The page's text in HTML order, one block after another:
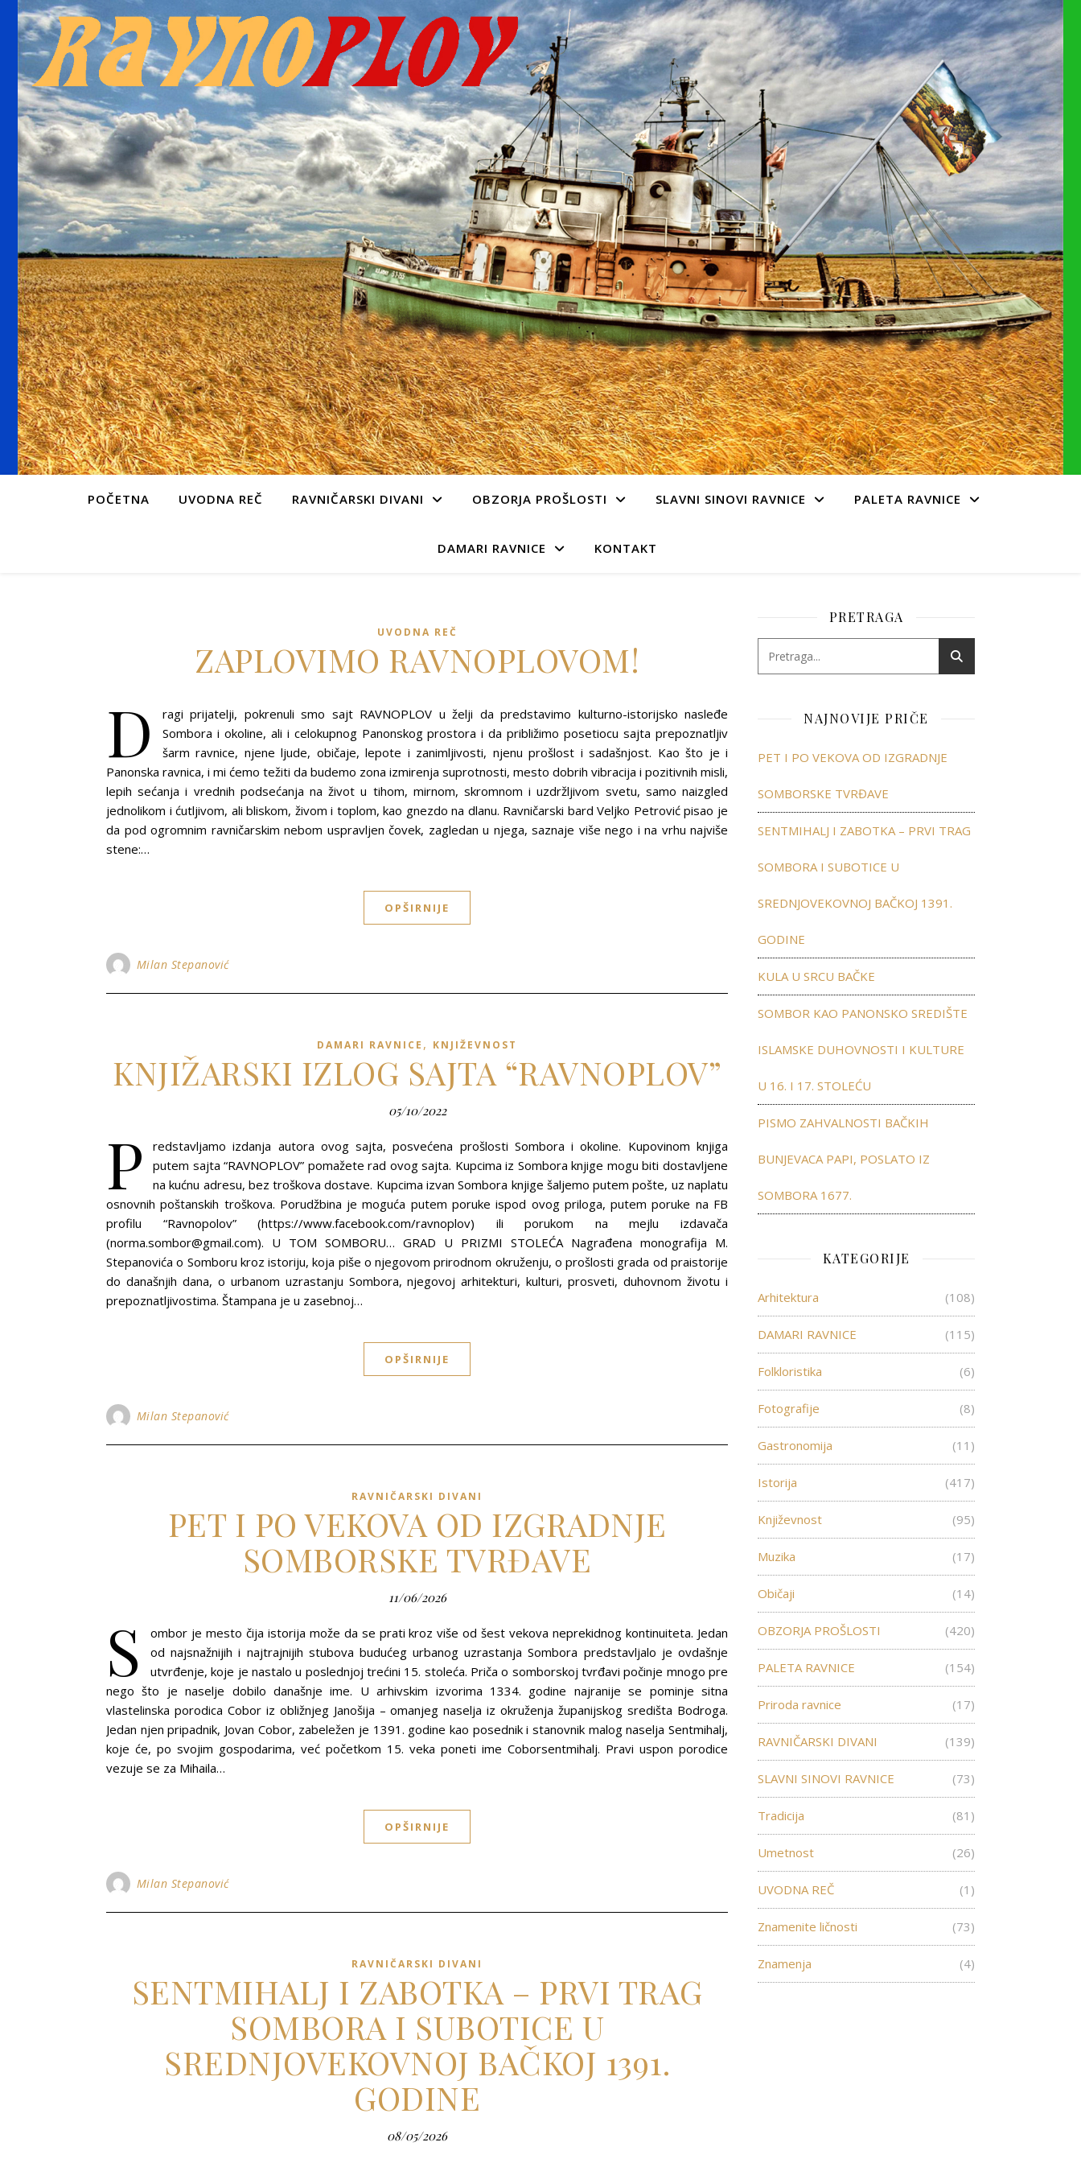
POČETNA UVODNA REČ RAVNIČARSKI DIVANI OBZORJA PROŠLOSTI SLAVNI SINOVI RAVNICE PALETA RAVNICE
DAMARI RAVNICE KONTAKT
UVODNA REČ
ZAPLOVIMO RAVNOPLOVOM!
D
ragi prijatelji, pokrenuli smo sajt RAVNOPLOV u želji da predstavimo kulturno-istorijsko nasleđe
Sombora i okoline, ali i celokupnog Panonskog prostora i da približimo posetiocu sajta prepoznatljiv
šarm ravnice, njene ljude, običaje, lepote i zanimljivosti, njenu prošlost i sadašnjost. Kao što je i
Panonska ravnica, i mi ćemo težiti da budemo zona izmirenja suprotnosti, mesto dobrih vibracija i pozitivnih misli,
lepih sećanja i vrednih podsećanja na život u tihom, mirnom, skromnom i uzdržljivom svetu, samo naizgled
jednolikom i ćutljivom, ali bliskom, živom i toplom, kao gnezdo na dlanu. Ravničarski bard Veljko Petrović pisao je
da pod ogromnim ravničarskim nebom uspravljen čovek, zagledan u njega, saznaje više nego i na vrhu najviše
stene:…
OPŠIRNIJE
Milan Stepanović
DAMARI RAVNICE , KNJIŽEVNOST
KNJIŽARSKI IZLOG SAJTA “RAVNOPLOV”
05/10/2022
P
redstavljamo izdanja autora ovog sajta, posvećena prošlosti Sombora i okoline. Kupovinom knjiga
putem sajta “RAVNOPLOV” pomažete rad ovog sajta. Kupcima iz Sombora knjige mogu biti dostavljene
na kućnu adresu, bez troškova dostave. Kupcima izvan Sombora knjige šaljemo putem pošte, uz naplatu
osnovnih poštanskih troškova. Porudžbina je moguća putem poruke ispod ovog priloga, putem poruke na FB
profilu “Ravnopolov” (https://www.facebook.com/ravnoplov) ili porukom na mejlu izdavača
(norma.sombor@gmail.com). U TOM SOMBORU… GRAD U PRIZMI STOLEĆA Nagrađena monografija M.
Stepanovića o Somboru kroz istoriju, koja piše o njegovom prirodnom okruženju, o prošlosti grada od praistorije
do današnjih dana, o urbanom uzrastanju Sombora, njegovoj arhitekturi, kulturi, prosveti, duhovnom životu i
prepoznatljivostima. Štampana je u zasebnoj…
OPŠIRNIJE
Milan Stepanović
RAVNIČARSKI DIVANI
PET I PO VEKOVA OD IZGRADNJE
SOMBORSKE TVRĐAVE
11/06/2026
S
ombor je mesto čija istorija može da se prati kroz više od šest vekova neprekidnog kontinuiteta. Jedan
od najsnažnijih i najtrajnijih stubova budućeg urbanog uzrastanja Sombora predstavljalo je ovdašnje
utvrđenje, koje je nastalo u poslednjoj trećini 15. stoleća. Priča o somborskoj tvrđavi počinje mnogo pre
nego što je naselje dobilo današnje ime. U arhivskim izvorima 1334. godine najranije se pominje sitna
vlastelinska porodica Cobor iz obližnjeg Janošija – omanjeg naselja iz okruženja županijskog središta Bodroga.
Jedan njen pripadnik, Jovan Cobor, zabeležen je 1391. godine kao posednik i stanovnik malog naselja Sentmihalj,
koje će, po svojim gospodarima, već početkom 15. veka poneti ime Coborsentmihalj. Pravi uspon porodice
vezuje se za Mihaila…
OPŠIRNIJE
Milan Stepanović
RAVNIČARSKI DIVANI
SENTMIHALJ I ZABOTKA – PRVI TRAG
SOMBORA I SUBOTICE U
SREDNJOVEKOVNOJ BAČKOJ 1391.
GODINE
08/05/2026
PRETRAGA
NAJNOVIJE PRIČE
PET I PO VEKOVA OD IZGRADNJE
SOMBORSKE TVRĐAVE
SENTMIHALJ I ZABOTKA – PRVI TRAG
SOMBORA I SUBOTICE U
SREDNJOVEKOVNOJ BAČKOJ 1391.
GODINE
KULA U SRCU BAČKE
SOMBOR KAO PANONSKO SREDIŠTE
ISLAMSKE DUHOVNOSTI I KULTURE
U 16. I 17. STOLEĆU
PISMO ZAHVALNOSTI BAČKIH
BUNJEVACA PAPI, POSLATO IZ
SOMBORA 1677.
KATEGORIJE
Arhitektura (108)
DAMARI RAVNICE (115)
Folkloristika (6)
Fotografije (8)
Gastronomija (11)
Istorija (417)
Književnost (95)
Muzika (17)
Običaji (14)
OBZORJA PROŠLOSTI (420)
PALETA RAVNICE (154)
Priroda ravnice (17)
RAVNIČARSKI DIVANI (139)
SLAVNI SINOVI RAVNICE (73)
Tradicija (81)
Umetnost (26)
UVODNA REČ (1)
Znamenite ličnosti (73)
Znamenja (4)